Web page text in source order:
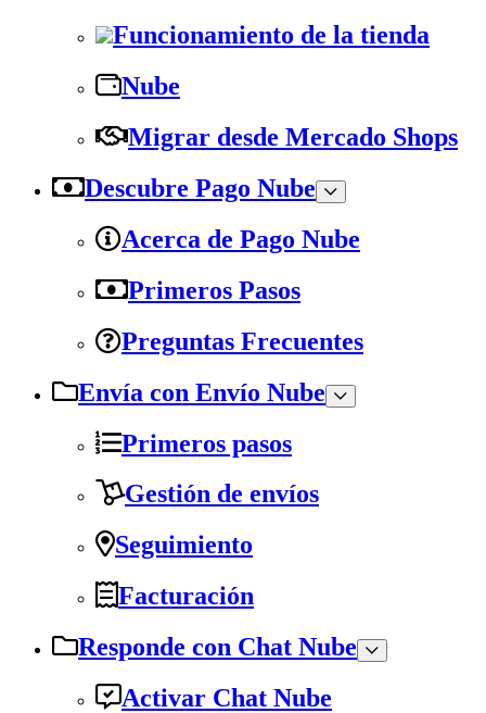
Funcionamiento de la tienda
Nube
Migrar desde Mercado Shops
Descubre Pago Nube
Acerca de Pago Nube
Primeros Pasos
Preguntas Frecuentes
Envía con Envío Nube
Primeros pasos
Gestión de envíos
Seguimiento
Facturación
Responde con Chat Nube
Activar Chat Nube